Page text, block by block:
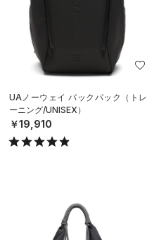
UAノーウェイ バックパック（トレ
ーニング/UNISEX）
￥19,910